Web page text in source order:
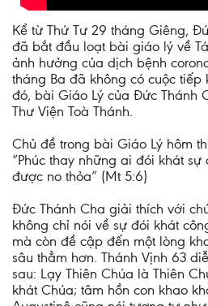
Kể từ Thứ Tư 29 tháng Giêng,
đã bắt đầu loạt bài giáo lý về
ảnh hưởng của dịch bệnh
tháng Ba đã không có cuộc tiếp
đó, bài Giáo Lý của Đức Thánh
Thư Viện Toà Thánh.
Chủ đề trong bài Giáo Lý hôm
“Phúc thay những ai đói khát sự
được no thỏa” (Mt 5:6)
Đức Thánh Cha giải thích với
không chỉ nói về sự đói khát
mà còn đề cập đến một lòng
sâu thẳm hơn. Thánh Vịnh 63
sau: Lạy Thiên Chúa là Thiên
khát Chúa; tâm hồn con khao